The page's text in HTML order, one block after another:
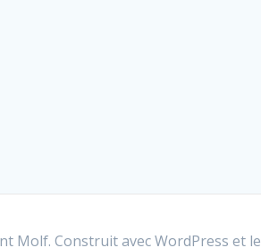
Molf. Construit avec WordPress et le